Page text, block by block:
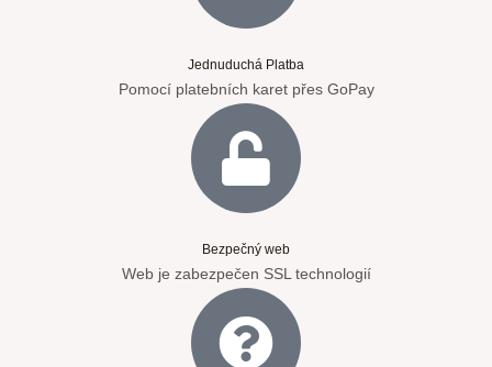
Jednuduchá Platba
Pomocí platebních karet přes GoPay
Bezpečný web
Web je zabezpečen SSL technologií